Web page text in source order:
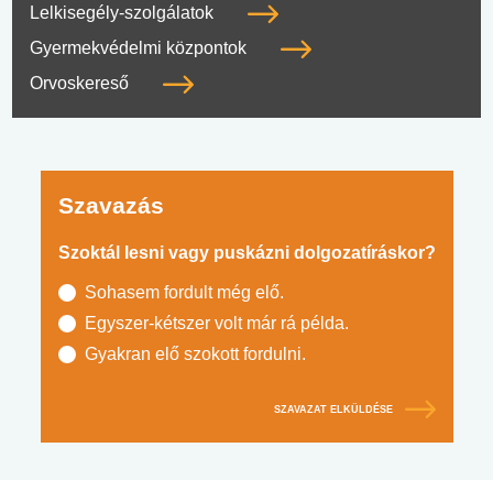
Lelkisegély-szolgálatok
Gyermekvédelmi központok
Orvoskereső
Szavazás
Szoktál lesni vagy puskázni dolgozatíráskor?
Sohasem fordult még elő.
Egyszer-kétszer volt már rá példa.
Gyakran elő szokott fordulni.
SZAVAZAT ELKÜLDÉSE